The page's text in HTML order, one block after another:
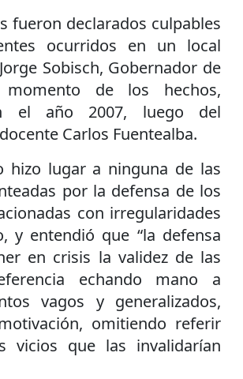
fueron declarados culpables
ocurridos en un local
Sobisch, Gobernador de
momento de los hechos,
el año 2007, luego del
Carlos Fuentealba.
hizo lugar a ninguna de las
por la defensa de los
con irregularidades
y entendió que “la defensa
en crisis la validez de las
echando mano a
vagos y generalizados,
omitiendo referir
vicios que las invalidarían